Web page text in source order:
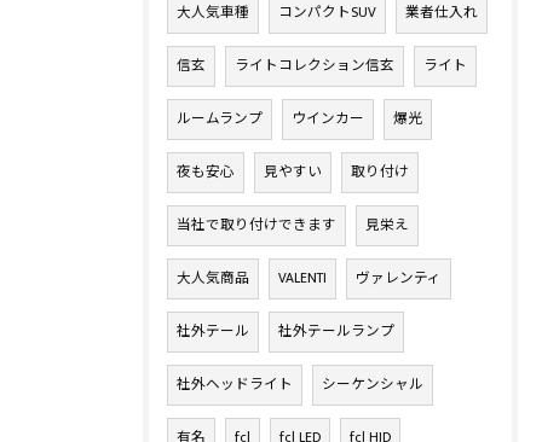
大人気車種 コンパクトSUV 業者仕入れ
信玄 ライトコレクション信玄 ライト
ルームランプ ウインカー 爆光
夜も安心 見やすい 取り付け
当社で取り付けできます 見栄え
大人気商品 VALENTI ヴァレンティ
社外テール 社外テールランプ
社外ヘッドライト シーケンシャル